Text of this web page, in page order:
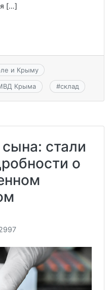
[…]
и Крыму
Крыма #склад
стали
о